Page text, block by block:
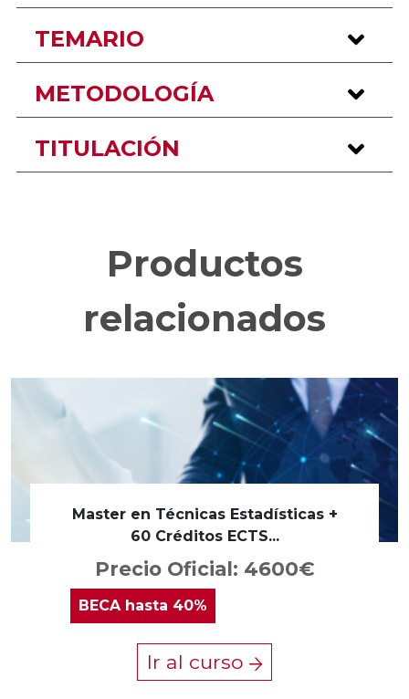
TEMARIO
METODOLOGÍA
TITULACIÓN
Productos
relacionados
Master en Técnicas Estadísticas +
60 Créditos ECTS...
Precio Oficial: 4600€
BECAhasta 40%
Ir al curso